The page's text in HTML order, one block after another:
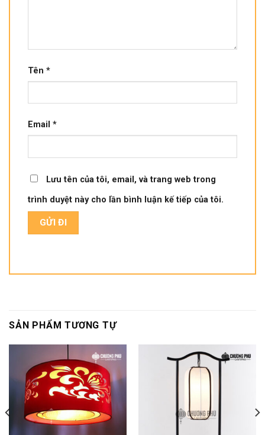
Tên *
Email *
Lưu tên của tôi, email, và trang web trong
trình duyệt này cho lần bình luận kế tiếp của tôi.
SẢN PHẨM TƯƠNG TỰ